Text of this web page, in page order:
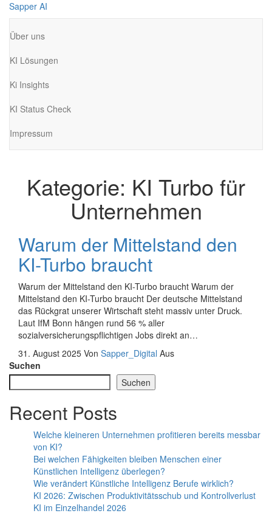
Zum
Inhalt
springen
Sapper AI
Über uns
KI Lösungen
Ki Insights
KI Status Check
Impressum
Kategorie: KI Turbo für
Unternehmen
Warum der Mittelstand den
KI-Turbo braucht
Warum der Mittelstand den KI-Turbo braucht Warum der
Mittelstand den KI-Turbo braucht Der deutsche Mittelstand
das Rückgrat unserer Wirtschaft steht massiv unter Druck.
Laut IfM Bonn hängen rund 56 % aller
sozialversicherungspflichtigen Jobs direkt an…
31. August 2025 Von Sapper_Digital Aus
Suchen
Suchen
Recent Posts
Welche kleineren Unternehmen profitieren bereits messbar
von KI?
Bei welchen Fähigkeiten bleiben Menschen einer
Künstlichen Intelligenz überlegen?
Wie verändert Künstliche Intelligenz Berufe wirklich?
KI 2026: Zwischen Produktivitätsschub und Kontrollverlust
KI im Einzelhandel 2026